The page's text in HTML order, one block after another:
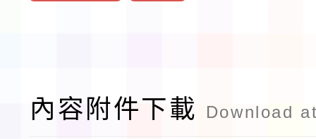
內容附件下載 Download